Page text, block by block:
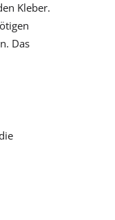
Kleber.
Das